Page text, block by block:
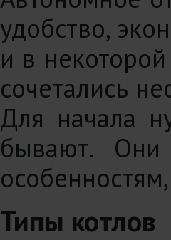
удобство,
и в
сочетались
Для начала
бывают. Они
Типы котлов